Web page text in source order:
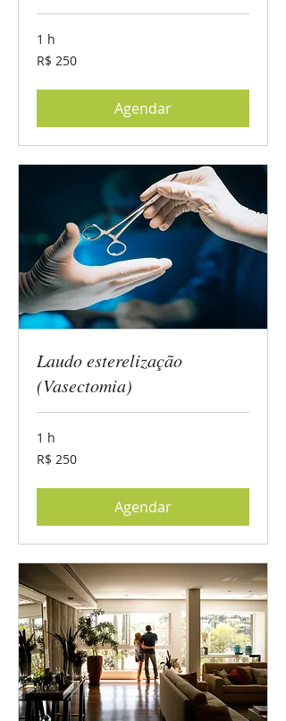
1 h
250
Reais
R$ 250
Agendar
Laudo esterelização
(Vasectomia)
1 h
250
Reais
R$ 250
Agendar